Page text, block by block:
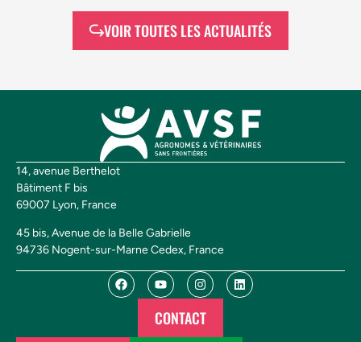
VOIR TOUTES LES ACTUALITÉS
14, avenue Berthelot
Bâtiment F bis
69007 Lyon, France
45 bis, Avenue de la Belle Gabrielle
94736 Nogent-sur-Marne Cedex, France
CONTACT